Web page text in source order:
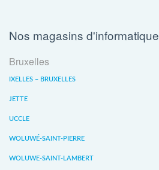
Nos magasins d'informatique
Bruxelles
IXELLES – BRUXELLES
JETTE
UCCLE
WOLUWÉ-SAINT-PIERRE
WOLUWE-SAINT-LAMBERT